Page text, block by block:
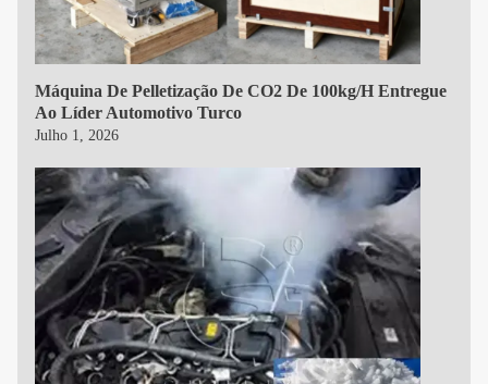
Máquina De Pelletização De CO2 De 100kg/h Entregue
Ao Líder Automotivo Turco
Julho 1, 2026